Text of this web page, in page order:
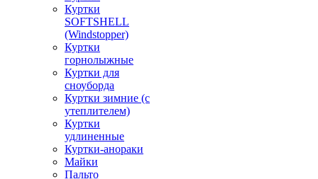
Куртки
SOFTSHELL
(Windstopper)
Куртки
горнолыжные
Куртки для
сноуборда
Куртки зимние (с
утеплителем)
Куртки
удлиненные
Куртки-анораки
Майки
Пальто